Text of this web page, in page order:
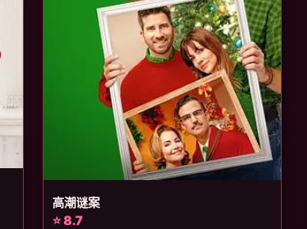
高潮谜案
⭐ 8.7